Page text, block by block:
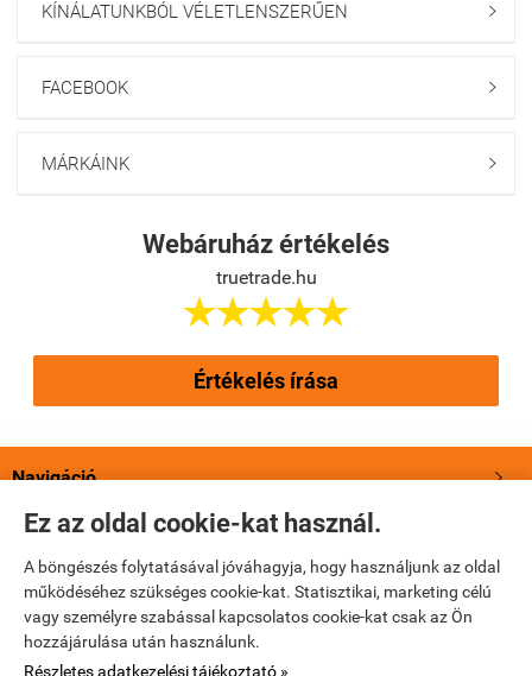
Ez az oldal cookie-kat használ.
A böngészés folytatásával jóváhagyja, hogy használjunk az oldal
működéséhez szükséges cookie-kat. Statisztikai, marketing célú
vagy személyre szabással kapcsolatos cookie-kat csak az Ön
hozzájárulása után használunk.
Részletes adatkezelési tájékoztató »
KÍNÁLATUNKBÓL VÉLETLENSZERŰEN 
FACEBOOK 
MÁRKÁINK 
Webáruház értékelés
truetrade.hu

Értékelés írása
Navigáció 
Saját fiók
Bemutatkozás
Elérhetőségek